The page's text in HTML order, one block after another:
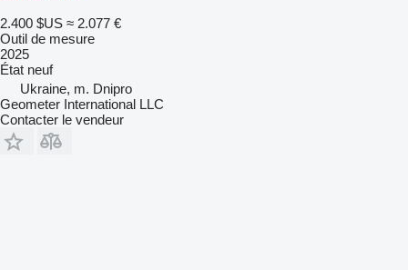
2.400 $US ≈ 2.077 €
Outil de mesure
2025
État neuf
Ukraine, m. Dnipro
Geometer International LLC
Contacter le vendeur